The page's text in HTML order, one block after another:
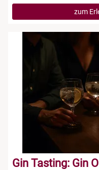
zum
Gin Tasting: Gin